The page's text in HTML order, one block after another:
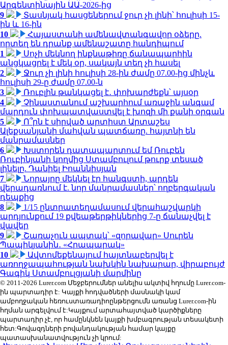
Արգենտինային ԱԱ-2026-ից
9
Տասնյակ հասցեներում ջուր չի լինի՝ հուլիսի 15-
ին և 16-ին
10
Հայաստանի ամենավտանգավոր օձերը.
որտեղ են դրանք ամենաշատը հանդիպում
1
Սոչի մեկնող ինքնաթիռը ճանապարհին
անցկացրել է մեկ օր, սակայն տեղ չի հասել
2
Ջուր չի լինի հուլիսի 28-ին ժամը 07.00-ից մինչև
հուլիսի 29-ը ժամը 07.00-ն
3
Ռուբլին թանկացել է․ փոխարժեքն՝ այսօր
4
Չինաստանում աշխարհում առաջին անգամ
մարդուն փոխպատվաստվել է խոզի մի քանի օրգան
5
Ո՞րն է սիրված արտիստ Արտաշես
Ալեքսանյանի մահվան պատճառը. հայտնի են
մանրամասներ
6
Խստորեն դատապարտում եմ Ռուբեն
Ռուբինյանի կողմից Ստամբուլում թուրք տեսած
լինելը. Դանիել Իոաննիսյան
7
Նորայրը մեկնել էր հանգստի, արդեն
վերադառնում է. նոր մանրամասներ՝ ողբերգական
դեպքից
8
1/15 ընտրատեղամասում վերահաշվարկի
արդյունքում 19 քվեաթերթիկներից 7-ը ճանաչվել է
վավեր
9
Շառաչուն ապտակ՝ «զորավար» Սուրեն
Պապիկյանին․ «Հրապարակ»
10
Ավտոմեքենայում հայտնաբերվել է
առողջապահության նախկին նախարար, վիրաբույժ
Գագիկ Ստամբուլցյանի մարմինը
© 2011-2026 Lurer.com Մեջբերումներ անելիս ակտիվ հղումը Lurer.com-
ին պարտադիր է: Կայքի հոդվածների մասնակի կամ
ամբողջական հեռուստառադիոընթերցումն առանց Lurer.com-ին
հղման արգելվում է:Կայքում արտահայտված կարծիքները
պարտադիր չէ, որ համընկնեն կայքի խմբագրության տեսակետի
հետ:Գովազդների բովանդակության համար կայքը
պատասխանատվություն չի կրում: